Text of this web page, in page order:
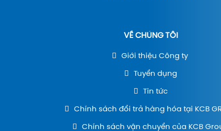
VỀ CHÚNG TÔI
Giới thiệu Công ty
Tuyển dụng
Tin tức
Chính sách đổi trả hàng hóa tại KCB
Chính sách vận chuyển của KCB